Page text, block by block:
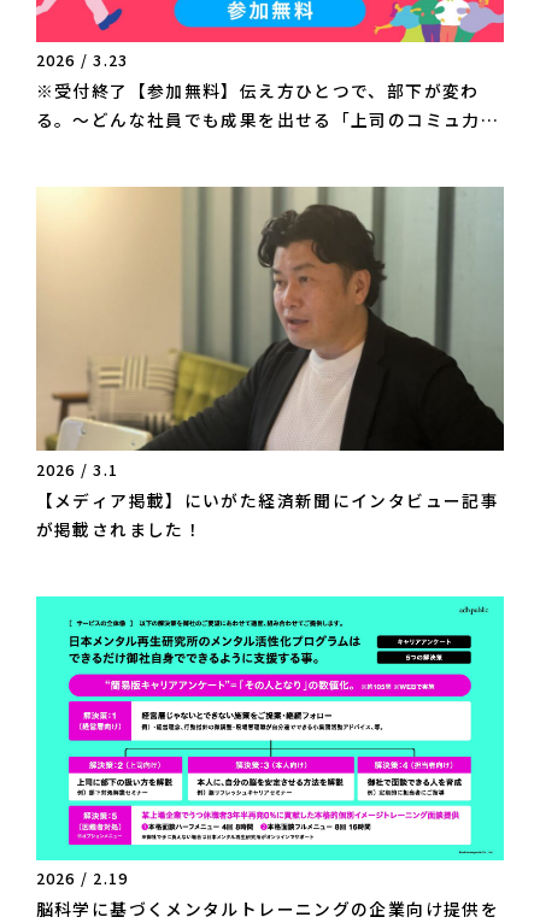
2026 / 3.23
※受付終了【参加無料】伝え方ひとつで、部下が変わ
る。〜どんな社員でも成果を出せる「上司のコミュ力」
2026 / 3.1
【メディア掲載】にいがた経済新聞にインタビュー記事
が掲載されました！
2026 / 2.19
脳科学に基づくメンタルトレーニングの企業向け提供を